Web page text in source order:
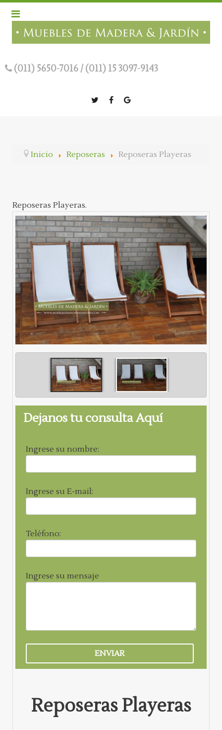
(011) 5650-7016 /(011) 15 3097-9143
Inicio Reposeras Reposeras Playeras
Reposeras Playeras.
Dejanos tu consulta Aquí
Ingrese su nombre:
Ingrese su E-mail:
Teléfono:
Ingrese su mensaje
Reposeras Playeras